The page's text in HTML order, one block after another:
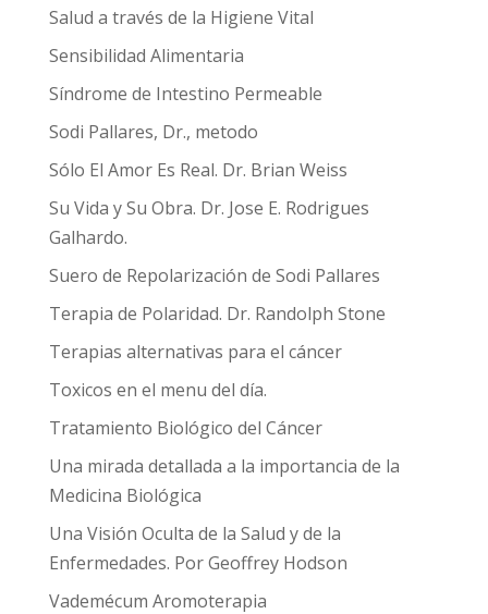
Salud a través de la Higiene Vital
Sensibilidad Alimentaria
Síndrome de Intestino Permeable
Sodi Pallares, Dr., metodo
Sólo El Amor Es Real. Dr. Brian Weiss
Su Vida y Su Obra. Dr. Jose E. Rodrigues
Galhardo.
Suero de Repolarización de Sodi Pallares
Terapia de Polaridad. Dr. Randolph Stone
Terapias alternativas para el cáncer
Toxicos en el menu del día.
Tratamiento Biológico del Cáncer
Una mirada detallada a la importancia de la
Medicina Biológica
Una Visión Oculta de la Salud y de la
Enfermedades. Por Geoffrey Hodson
Vademécum Aromoterapia